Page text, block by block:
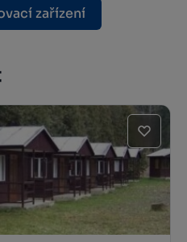
zařízení